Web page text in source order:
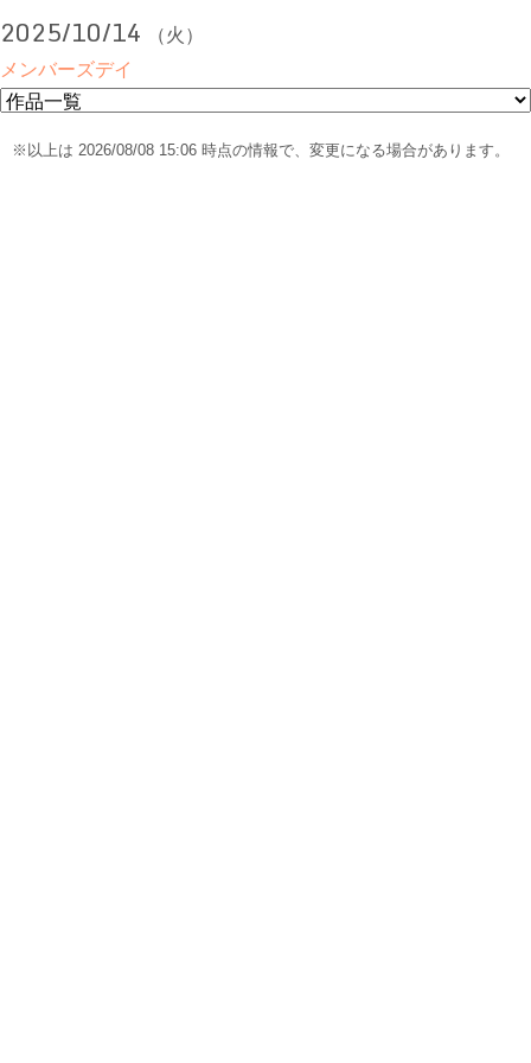
2025/10/14
（火）
メンバーズデイ
※以上は 2026/08/08 15:06 時点の情報で、変更になる場合があります。